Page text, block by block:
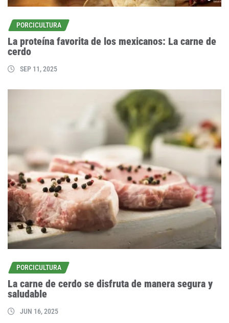
PORCICULTURA
La proteína favorita de los mexicanos: La carne de
cerdo
SEP 11, 2025
PORCICULTURA
La carne de cerdo se disfruta de manera segura y
saludable
JUN 16, 2025